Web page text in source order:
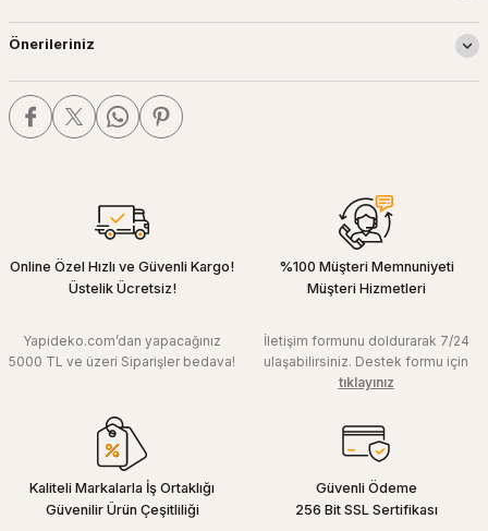
Önerileriniz
Online Özel Hızlı ve Güvenli Kargo!
Üstelik Ücretsiz!
Yapideko.com’dan yapacağınız
5000 TL ve üzeri Siparişler bedava!
%100 Müşteri Memnuniyeti
Müşteri Hizmetleri
İletişim formunu doldurarak 7/24
ulaşabilirsiniz. Destek formu için
tıklayınız
Kaliteli Markalarla İş Ortaklığı
Güvenilir Ürün Çeşitliliği
Güvenli Ödeme
256 Bit SSL Sertifikası